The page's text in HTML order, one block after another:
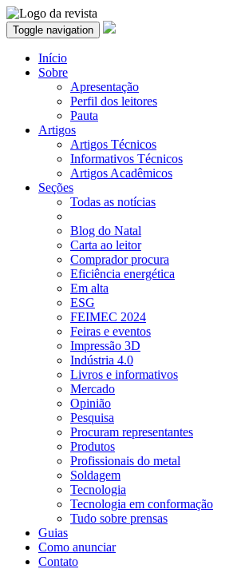
Toggle navigation
Início
Sobre
Apresentação
Perfil dos leitores
Pauta
Artigos
Artigos Técnicos
Informativos Técnicos
Artigos Acadêmicos
Seções
Todas as notícias
Blog do Natal
Carta ao leitor
Comprador procura
Eficiência energética
Em alta
ESG
FEIMEC 2024
Feiras e eventos
Impressão 3D
Indústria 4.0
Livros e informativos
Mercado
Opinião
Pesquisa
Procuram representantes
Produtos
Profissionais do metal
Soldagem
Tecnologia
Tecnologia em conformação
Tudo sobre prensas
Guias
Como anunciar
Contato